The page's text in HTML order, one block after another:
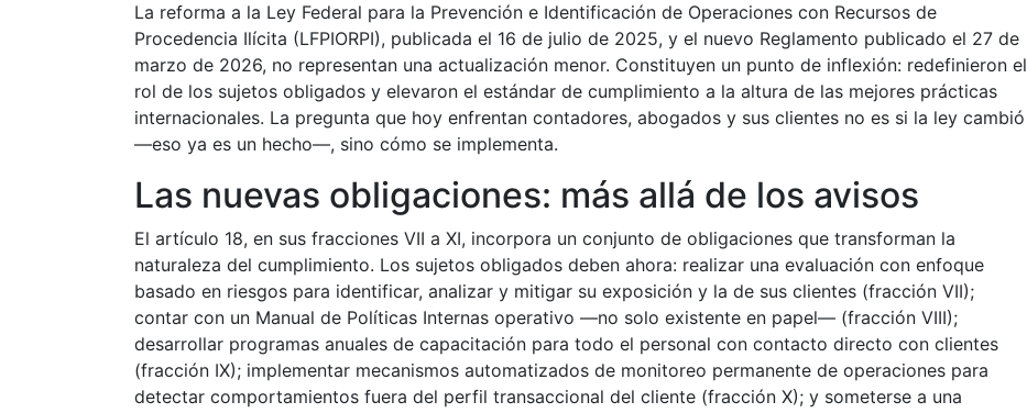
La reforma a la Ley Federal para la Prevención e Identificación de Operaciones con Recursos de
Procedencia Ilícita (LFPIORPI), publicada el 16 de julio de 2025, y el nuevo Reglamento publicado el 27 de
marzo de 2026, no representan una actualización menor. Constituyen un punto de inflexión: redefinieron el
rol de los sujetos obligados y elevaron el estándar de cumplimiento a la altura de las mejores prácticas
internacionales. La pregunta que hoy enfrentan contadores, abogados y sus clientes no es si la ley cambió
—eso ya es un hecho—, sino cómo se implementa.
Las nuevas obligaciones: más allá de los avisos
El artículo 18, en sus fracciones VII a XI, incorpora un conjunto de obligaciones que transforman la
naturaleza del cumplimiento. Los sujetos obligados deben ahora: realizar una evaluación con enfoque
basado en riesgos para identificar, analizar y mitigar su exposición y la de sus clientes (fracción VII);
contar con un Manual de Políticas Internas operativo —no solo existente en papel— (fracción VIII);
desarrollar programas anuales de capacitación para todo el personal con contacto directo con clientes
(fracción IX); implementar mecanismos automatizados de monitoreo permanente de operaciones para
detectar comportamientos fuera del perfil transaccional del cliente (fracción X); y someterse a una